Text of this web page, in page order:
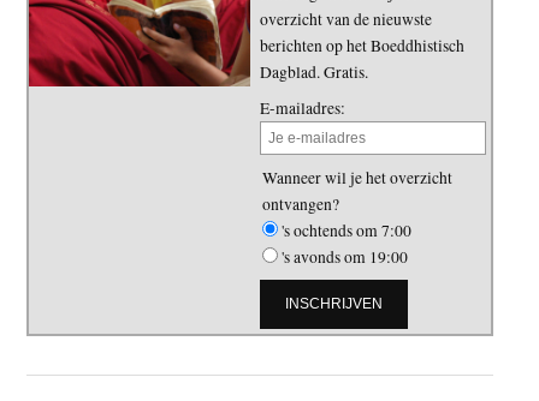
overzicht van de nieuwste
berichten op het Boeddhistisch
Dagblad. Gratis.
E-mailadres:
Wanneer wil je het overzicht
ontvangen?
's ochtends om 7:00
's avonds om 19:00